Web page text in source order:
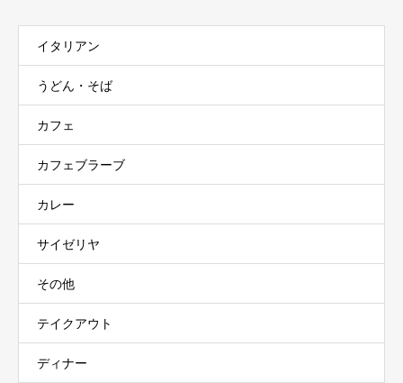
イタリアン
うどん・そば
カフェ
カフェブラーブ
カレー
サイゼリヤ
その他
テイクアウト
ディナー